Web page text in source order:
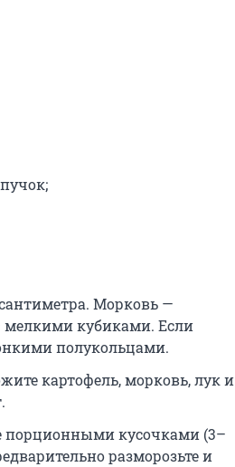
Морковь —
кубиками. Если
полукольцами.
картофель, морковь, лук и
порционными кусочками (3–
разморозьте и